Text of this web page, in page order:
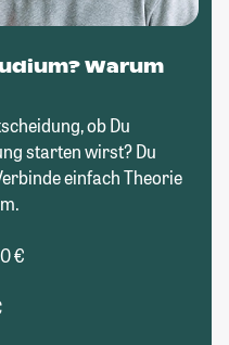
Warum
ob Du
starten wirst? Du
einfach Theorie
€